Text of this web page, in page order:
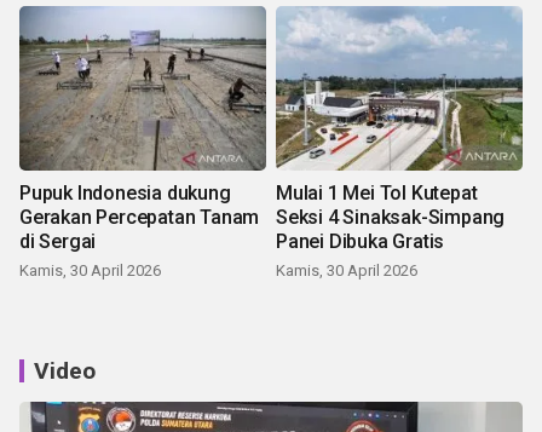
Pupuk Indonesia dukung
Gerakan Percepatan Tanam
di Sergai
Kamis, 30 April 2026
Mulai 1 Mei Tol Kutepat
Seksi 4 Sinaksak-Simpang
Panei Dibuka Gratis
Kamis, 30 April 2026
Video